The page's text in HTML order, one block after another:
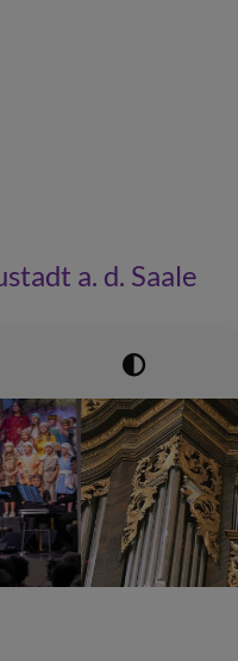
a. d. Saale
Next